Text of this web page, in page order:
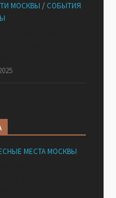
МОСКВЫ / СОБЫТИЯ
МЕСТА МОСКВЫ